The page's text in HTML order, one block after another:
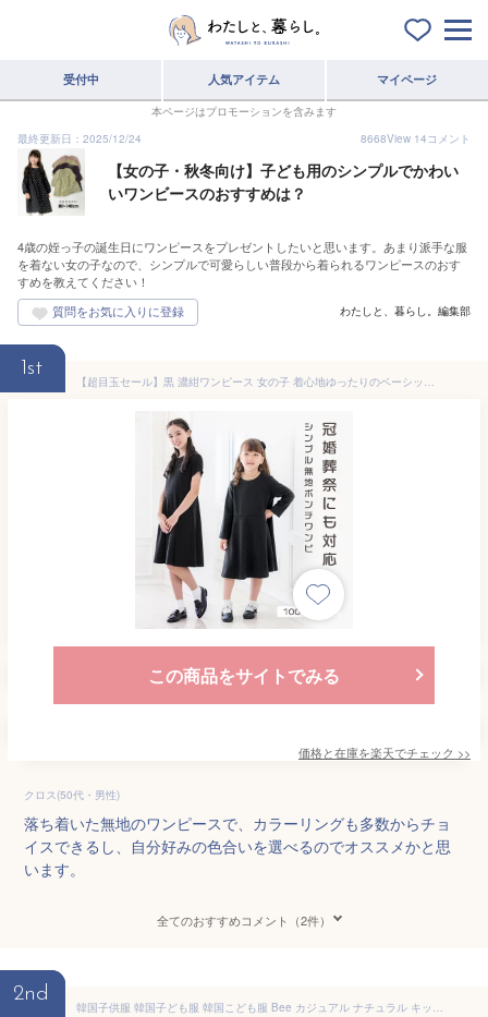
受付中 人気アイテム マイページ
本ページはプロモーションを含みます
最終更新日：2025/12/24
8668View 14コメント
【女の子・秋冬向け】子ども用のシンプルでかわい
いワンビースのおすすめは？
4歳の姪っ子の誕生日にワンピースをプレゼントしたいと思います。あまり派手な服
を着ない女の子なので、シンプルで可愛らしい普段から着られるワンピースのおす
すめを教えてください！
わたしと、暮らし。編集部
1st
【超目玉セール】黒 濃紺ワンピース 女の子 着心地ゆったりのベーシックな半袖・長袖フレアワンピース フォーマル 女の子 お葬式 子供服 伸縮性あり 入園式 入学式 卒業式 TAK キッズ キャサリンコテージ
この商品をサイトでみる
価格と在庫を楽天でチェック >>
クロス(50代・男性)
落ち着いた無地のワンピースで、カラーリングも多数からチョ
イスできるし、自分好みの色合いを選べるのでオススメかと思
います。
全てのおすすめコメント（2件）
2nd
韓国子供服 韓国子ども服 韓国こども服 Bee カジュアル ナチュラル キッズ カラバリ 女の子 リボン チェック ブラック 秋 冬 100 110 120 130 140 150 ◇長袖ワンピース◇